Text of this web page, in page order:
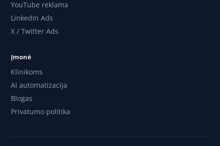
YouTube reklama
LinkedIn Ads
X / Twitter Ads
Įmonė
Klinikoms
AI automatizacija
Blogas
Privatumo politika